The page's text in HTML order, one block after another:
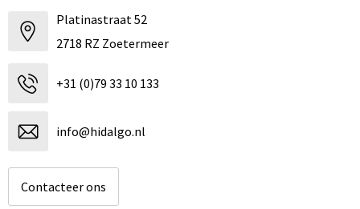
Platinastraat 52
2718 RZ Zoetermeer
+31 (0)79 33 10 133
info@hidalgo.nl
Contacteer ons